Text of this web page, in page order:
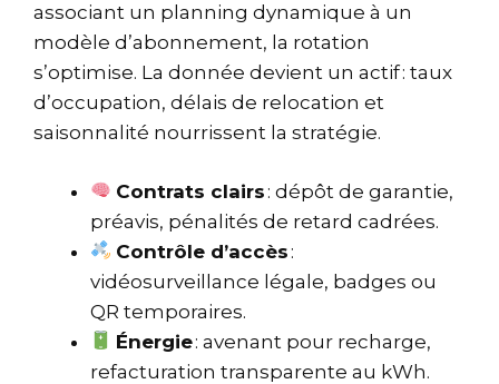
associant un planning dynamique à un
modèle d’abonnement, la rotation
s’optimise. La donnée devient un actif : taux
d’occupation, délais de relocation et
saisonnalité nourrissent la stratégie.
Contrats clairs : dépôt de garantie,
préavis, pénalités de retard cadrées.
Contrôle d’accès :
vidéosurveillance légale, badges ou
QR temporaires.
Énergie: avenant pour recharge,
refacturation transparente au kWh.